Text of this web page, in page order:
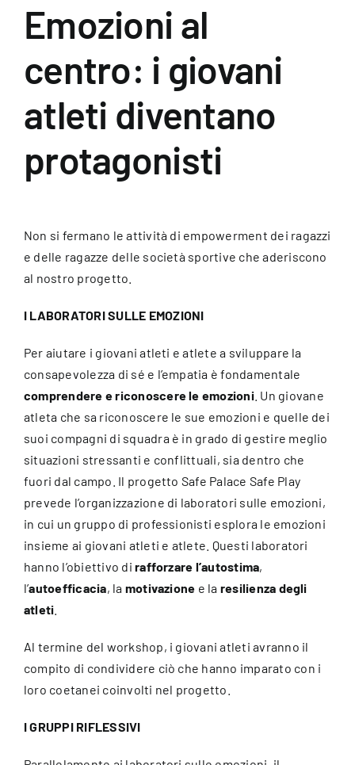
Per Genitori
Emozioni al
centro: i giovani
atleti diventano
protagonisti
Non si fermano le attività di empowerment dei ragazzi
e delle ragazze delle società sportive che aderiscono
al nostro progetto.
I LABORATORI SULLE EMOZIONI
Per aiutare i giovani atleti e atlete a sviluppare la
consapevolezza di sé e l’empatia è fondamentale
comprendere e riconoscere le emozioni. Un giovane
atleta che sa riconoscere le sue emozioni e quelle dei
suoi compagni di squadra è in grado di gestire meglio
situazioni stressanti e conflittuali, sia dentro che
fuori dal campo. Il progetto Safe Palace Safe Play
prevede l’organizzazione di laboratori sulle emozioni,
in cui un gruppo di professionisti esplora le emozioni
insieme ai giovani atleti e atlete. Questi laboratori
hanno l’obiettivo dirafforzare l’autostima,
l’autoefficacia, la motivazione e la resilienza degli
atleti
Al termine del workshop, i giovani atleti avranno il
compito di condividere ciò che hanno imparato con i
loro coetanei coinvolti nel progetto.
I GRUPPI RIFLESSIVI